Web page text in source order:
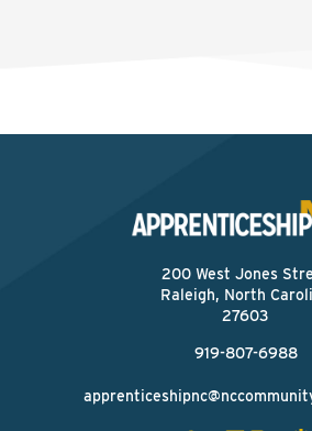
200 West Jones
Raleigh, North
27603
919-807-6988